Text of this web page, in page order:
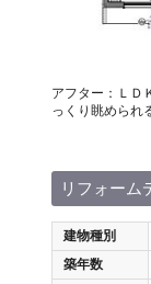
アフター：ＬＤ
っくり眺められ
リフォーム
建物種別
築年数